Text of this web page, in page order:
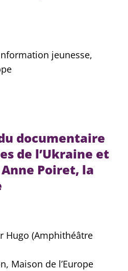
jeunesse,
documentaire
de l’Ukraine et
Poiret, la
Hugo (Amphithéâtre
Maison de l’Europe